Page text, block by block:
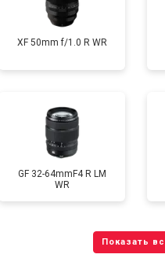
XF 50mm f/1.0 R WR
GF 32-64mmF4 R LM
WR